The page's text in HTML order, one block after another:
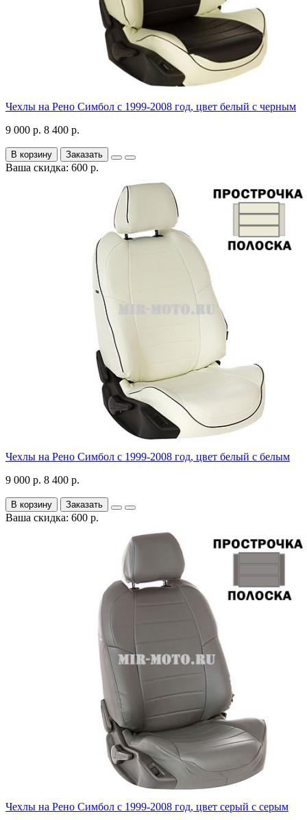
Чехлы на Рено Симбол с 1999-2008 год, цвет белый с черным
9 000 р. 8 400 р.
В корзину Заказать
Ваша скидка: 600 р.
Чехлы на Рено Симбол с 1999-2008 год, цвет белый с белым
9 000 р. 8 400 р.
В корзину Заказать
Ваша скидка: 600 р.
Чехлы на Рено Симбол с 1999-2008 год, цвет серый с серым